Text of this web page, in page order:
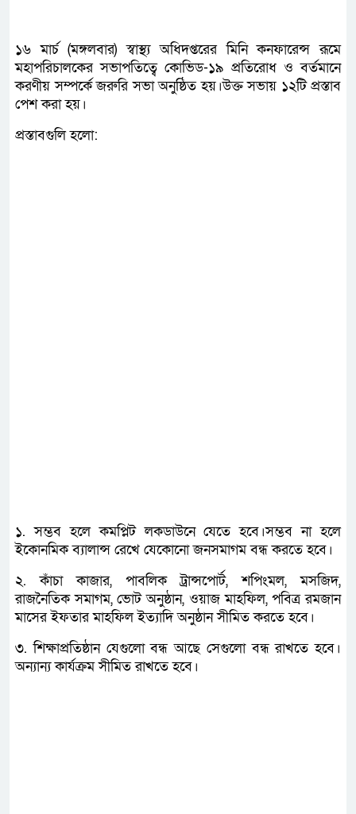
১৬ মার্চ (মঙ্গলবার) স্বাস্থ্য অধিদপ্তরের মিনি কনফারেন্স রূমে
মহাপরিচালকের সভাপতিত্বে কোভিড-১৯ প্রতিরোধ ও বর্তমানে
করণীয় সম্পর্কে জরুরি সভা অনুষ্ঠিত হয়।উক্ত সভায় ১২টি প্রস্তাব
পেশ করা হয়।
প্রস্তাবগুলি হলো:
১. সম্ভব হলে কমপ্লিট লকডাউনে যেতে হবে।সম্ভব না হলে
ইকোনমিক ব্যালান্স রেখে যেকোনো জনসমাগম বন্ধ করতে হবে।
২. কাঁচা কাজার, পাবলিক ট্রান্সপোর্ট, শপিংমল, মসজিদ,
রাজনৈতিক সমাগম, ভোট অনুষ্ঠান, ওয়াজ মাহফিল, পবিত্র রমজান
মাসের ইফতার মাহফিল ইত্যাদি অনুষ্ঠান সীমিত করতে হবে।
৩. শিক্ষাপ্রতিষ্ঠান যেগুলো বন্ধ আছে সেগুলো বন্ধ রাখতে হবে।
অন্যান্য কার্যক্রম সীমিত রাখতে হবে।